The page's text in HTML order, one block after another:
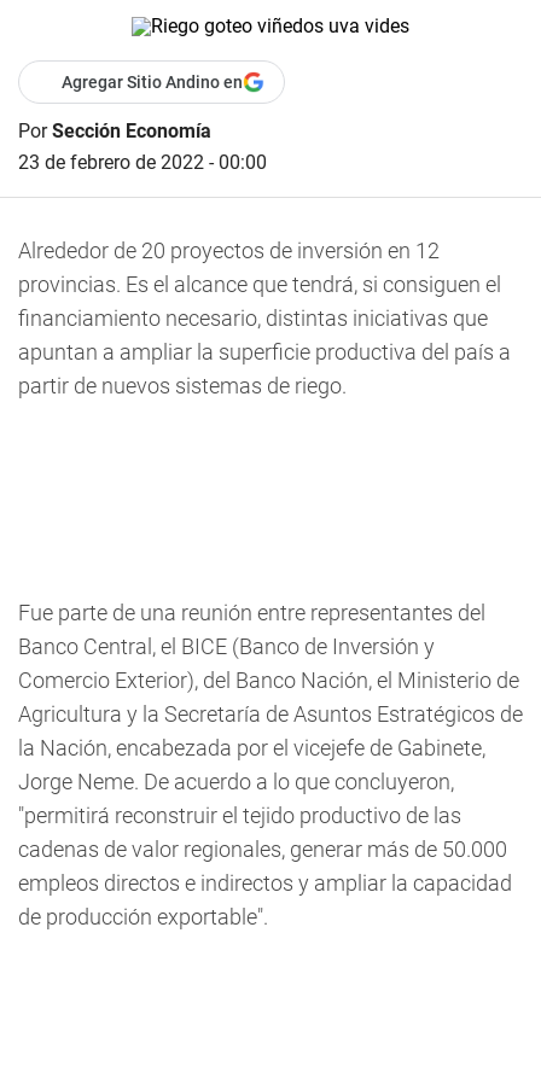
Agregar Sitio Andino en
PorSección Economía
23 de febrero de 2022 - 00:00
Alrededor de 20 proyectos de inversión en 12
provincias. Es el alcance que tendrá, si consiguen el
financiamiento necesario, distintas iniciativas que
apuntan a ampliar la superficie productiva del país a
partir de nuevos sistemas de riego.
Fue parte de una reunión entre representantes del
Banco Central, el BICE (Banco de Inversión y
Comercio Exterior), del Banco Nación, el Ministerio de
Agricultura y la Secretaría de Asuntos Estratégicos de
la Nación, encabezada por el vicejefe de Gabinete,
Jorge Neme. De acuerdo a lo que concluyeron,
"permitirá reconstruir el tejido productivo de las
cadenas de valor regionales, generar más de 50.000
empleos directos e indirectos y ampliar la capacidad
de producción exportable".